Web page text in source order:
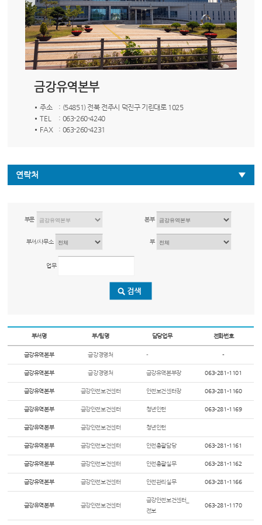
금강유역본부
주소
: (54851) 전북 전주시 덕진구 기린대로 1025
TEL
: 063-260-4240
FAX
: 063-260-4231
연락처
부문 본부
부서/사무소 부
업무
부서명 부/팀명 담당업무 전화번호
금강유역본부 금강경영처 - -
금강유역본부 금강경영처 금강유역본부장 063-281-1101
금강유역본부 금강안전보건센터 안전보건센터장 063-281-1160
금강유역본부 금강안전보건센터 청년인턴 063-281-1169
금강유역본부 금강안전보건센터 청년인턴
금강유역본부 금강안전보건센터 안전총괄담당 063-281-1161
금강유역본부 금강안전보건센터 안전총괄실무 063-281-1162
금강유역본부 금강안전보건센터 안전관리실무 063-281-1166
금강유역본부 금강안전보건센터
금강안전보건센터_
전보
063-281-1170